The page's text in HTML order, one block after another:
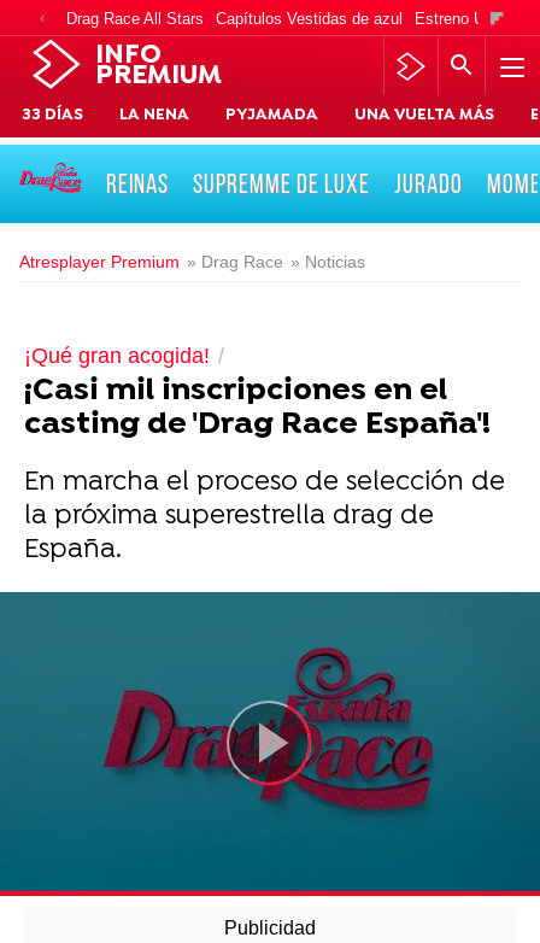
Drag Race All Stars Capítulos Vestidas de azul Estreno Una
INFO
PREMIUM
33 DÍAS LA NENA PYJAMADA UNA VUELTA MÁS
REINAS SUPREMME DE LUXE JURADO
Atresplayer Premium » Drag Race » Noticias
¡Qué gran acogida!
¡Casi mil inscripciones en el
casting de 'Drag Race España'!
En marcha el proceso de selección de
la próxima superestrella drag de
España.